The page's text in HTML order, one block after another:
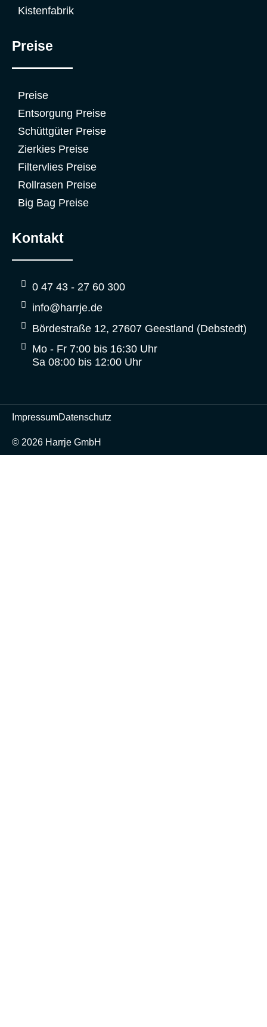
Kistenfabrik
Preise
Preise
Entsorgung Preise
Schüttgüter Preise
Zierkies Preise
Filtervlies Preise
Rollrasen Preise
Big Bag Preise
Kontakt
0 47 43 - 27 60 300
info@harrje.de
Bördestraße 12, 27607 Geestland (Debstedt)
Mo - Fr 7:00 bis 16:30 Uhr
Sa 08:00 bis 12:00 Uhr
© 2026 Harrje GmbH
ImpressumDatenschutz